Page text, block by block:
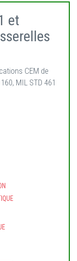
et
CEM de
MIL STD 461